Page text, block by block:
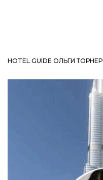
HOTEL GUIDE ОЛЬГИ ТОРНЕР